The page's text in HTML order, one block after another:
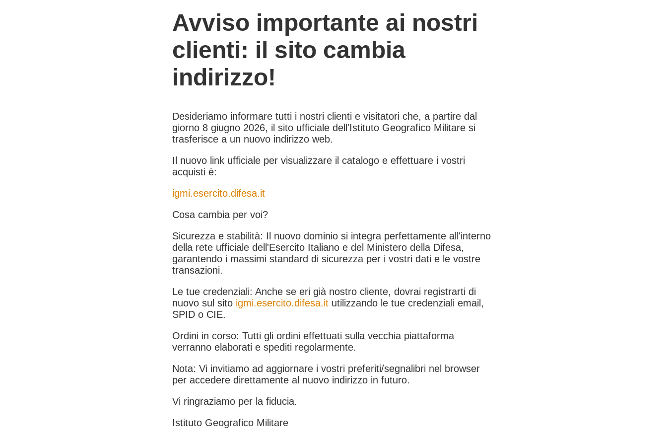
Avviso importante ai nostri
clienti: il sito cambia
indirizzo!
Desideriamo informare tutti i nostri clienti e visitatori che, a partire dal
giorno 8 giugno 2026, il sito ufficiale dell'Istituto Geografico Militare si
trasferisce a un nuovo indirizzo web.
Il nuovo link ufficiale per visualizzare il catalogo e effettuare i vostri
acquisti è:
igmi.esercito.difesa.it
Cosa cambia per voi?
Sicurezza e stabilità: Il nuovo dominio si integra perfettamente all'interno
della rete ufficiale dell'Esercito Italiano e del Ministero della Difesa,
garantendo i massimi standard di sicurezza per i vostri dati e le vostre
transazioni.
Le tue credenziali: Anche se eri già nostro cliente, dovrai registrarti di
nuovo sul sito igmi.esercito.difesa.it utilizzando le tue credenziali email,
SPID o CIE.
Ordini in corso: Tutti gli ordini effettuati sulla vecchia piattaforma
verranno elaborati e spediti regolarmente.
Nota: Vi invitiamo ad aggiornare i vostri preferiti/segnalibri nel browser
per accedere direttamente al nuovo indirizzo in futuro.
Vi ringraziamo per la fiducia.
Istituto Geografico Militare